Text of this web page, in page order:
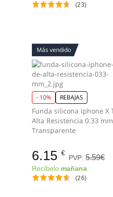
(23)
Más vendido
- 10% REBAJAS
Funda silicona iphone X
Alta Resistencia 0.33 mm
Transparente
6.15 €
PVP: 5.59€
Recíbelo mañana
(26)